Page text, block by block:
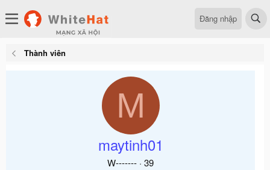
Đăng nhập
Thành viên
M
maytinh01
W------- · 39